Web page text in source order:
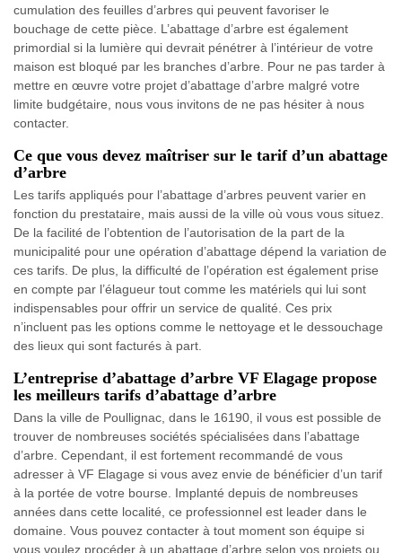
cumulation des feuilles d’arbres qui peuvent favoriser le
bouchage de cette pièce. L’abattage d’arbre est également
primordial si la lumière qui devrait pénétrer à l’intérieur de votre
maison est bloqué par les branches d’arbre. Pour ne pas tarder à
mettre en œuvre votre projet d’abattage d’arbre malgré votre
limite budgétaire, nous vous invitons de ne pas hésiter à nous
contacter.
Ce que vous devez maîtriser sur le tarif d’un abattage
d’arbre
Les tarifs appliqués pour l’abattage d’arbres peuvent varier en
fonction du prestataire, mais aussi de la ville où vous vous situez.
De la facilité de l’obtention de l’autorisation de la part de la
municipalité pour une opération d’abattage dépend la variation de
ces tarifs. De plus, la difficulté de l’opération est également prise
en compte par l’élagueur tout comme les matériels qui lui sont
indispensables pour offrir un service de qualité. Ces prix
n’incluent pas les options comme le nettoyage et le dessouchage
des lieux qui sont facturés à part.
L’entreprise d’abattage d’arbre VF Elagage propose
les meilleurs tarifs d’abattage d’arbre
Dans la ville de Poullignac, dans le 16190, il vous est possible de
trouver de nombreuses sociétés spécialisées dans l’abattage
d’arbre. Cependant, il est fortement recommandé de vous
adresser à VF Elagage si vous avez envie de bénéficier d’un tarif
à la portée de votre bourse. Implanté depuis de nombreuses
années dans cette localité, ce professionnel est leader dans le
domaine. Vous pouvez contacter à tout moment son équipe si
vous voulez procéder à un abattage d’arbre selon vos projets ou